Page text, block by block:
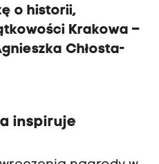
o historii,
Krakowa –
Chłosta-
inspiruje